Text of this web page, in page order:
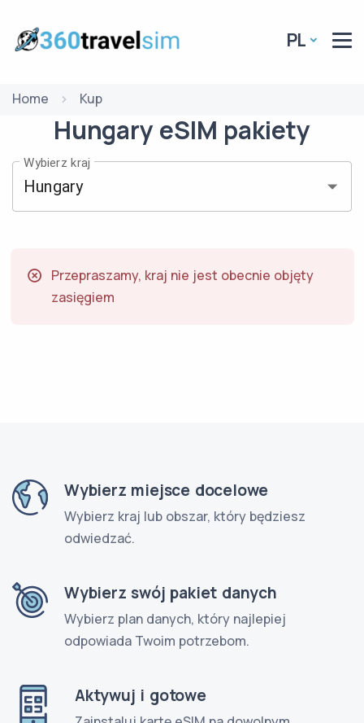
PL
Home Kup
Hungary eSIM pakiety
Wybierz kraj
Przepraszamy, kraj nie jest obecnie objęty
zasięgiem
Wybierz miejsce docelowe
Wybierz kraj lub obszar, który będziesz
odwiedzać.
Wybierz swój pakiet danych
Wybierz plan danych, który najlepiej
odpowiada Twoim potrzebom.
Aktywuj i gotowe